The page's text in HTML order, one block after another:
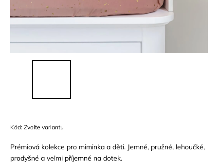
Kód: Zvolte variantu
Prémiová kolekce pro miminka a děti. Jemné, pružné, lehoučké,
prodyšné a velmi příjemné na dotek.